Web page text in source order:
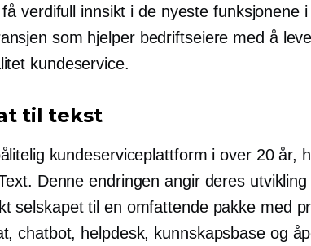
verdifull innsikt i de nyeste funksjonene i
som hjelper bedriftseiere med å
kundeservice.
til tekst
kundeserviceplattform i over 20 år,
Denne endringen angir deres
selskapet til en omfattende pakke med
chatbot, helpdesk, kunnskapsbase og